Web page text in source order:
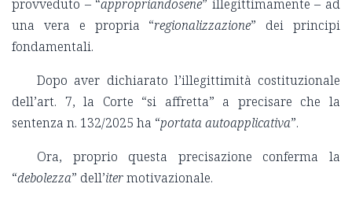
provveduto – “appropriandosene” illegittimamente – ad
una vera e propria “regionalizzazione” dei principi
fondamentali.
Dopo aver dichiarato l’illegittimità costituzionale
dell’art. 7, la Corte “si affretta” a precisare che la
sentenza n. 132/2025 ha “portata autoapplicativa”.
Ora, proprio questa precisazione conferma la
“debolezza” dell’itermotivazionale.